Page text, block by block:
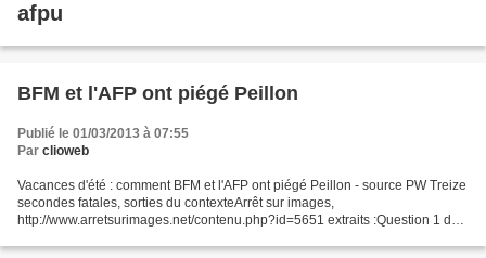
afpu
BFM et l'AFP ont piégé Peillon
Publié le 01/03/2013 à 07:55
Par clioweb
Vacances d'été : comment BFM et l'AFP ont piégé Peillon - source PW Treize
secondes fatales, sorties du contexteArrêt sur images,
http://www.arretsurimages.net/contenu.php?id=5651 extraits :Question 1 de